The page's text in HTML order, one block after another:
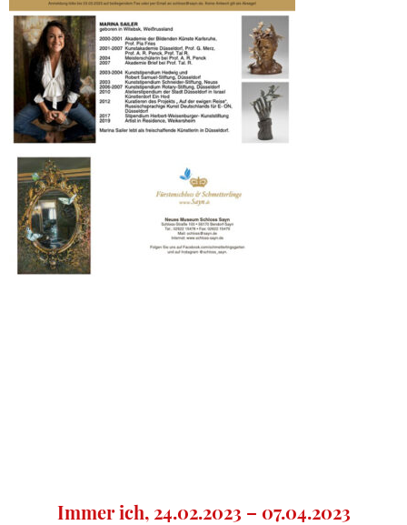
Immer ich, 24.02.2023 – 07.04.2023